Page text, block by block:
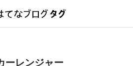
ーレンジャー